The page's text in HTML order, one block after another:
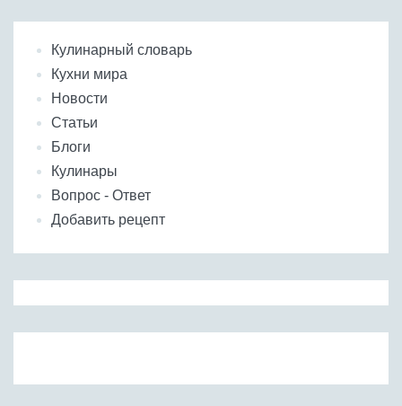
Кулинарный словарь
Кухни мира
Новости
Статьи
Блоги
Кулинары
Вопрос - Ответ
Добавить рецепт